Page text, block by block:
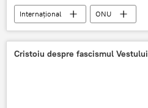
Internaţional
ONU
Numărul populației
China
António Guterres
Cristoiu despre fascismul Vestului